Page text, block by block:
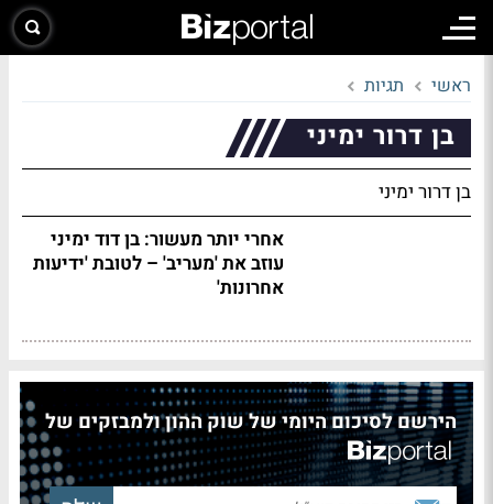
ראשי תגיות
בן דרור ימיני
בן דרור ימיני
אחרי יותר מעשור: בן דוד ימיני
עוזב את 'מעריב' – לטובת 'ידיעות
אחרונות'
הירשם לסיכום היומי של שוק ההון ולמבזקים של